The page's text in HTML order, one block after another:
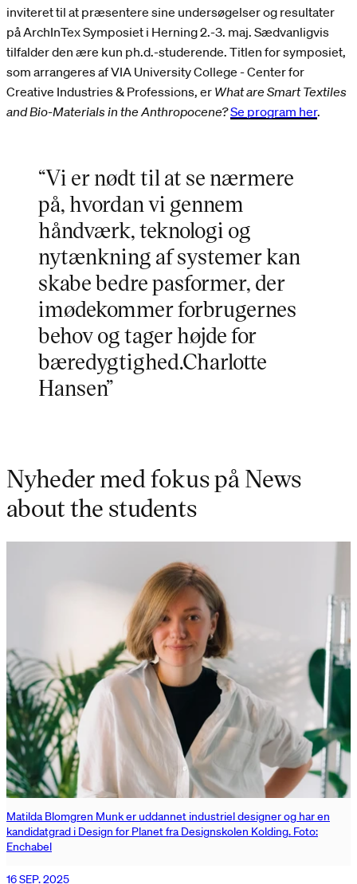
inviteret til at præsentere sine undersøgelser og resultater
på ArchInTex Symposiet i Herning 2.-3. maj. Sædvanligvis
tilfalder den ære kun ph.d.-studerende. Titlen for symposiet,
som arrangeres af VIA University College - Center for
Creative Industries & Professions, er What are Smart Textiles
and Bio-Materials in the Anthropocene?Se program her.
“Vi er nødt til at se nærmere
på, hvordan vi gennem
håndværk, teknologi og
nytænkning af systemer kan
skabe bedre pasformer, der
imødekommer forbrugernes
behov og tager højde for
bæredygtighed.Charlotte
Hansen”
Nyheder med fokus på News
about the students
Matilda Blomgren Munk er uddannet industriel designer og har en
kandidatgrad i Design for Planet fra Designskolen Kolding. Foto:
Enchabel
16 SEP. 2025